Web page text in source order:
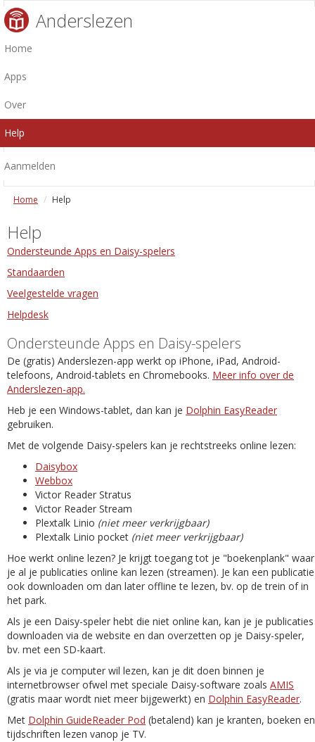
Anderslezen
Home
Apps
Over
Help
Aanmelden
Home Help
Help
Ondersteunde Apps en Daisy-spelers
Standaarden
Veelgestelde vragen
Helpdesk
Ondersteunde Apps en Daisy-spelers
De (gratis) Anderslezen-app werkt op iPhone, iPad, Android-
telefoons, Android-tablets en Chromebooks. Meer info over de
Anderslezen-app.
Heb je een Windows-tablet, dan kan je Dolphin EasyReader
gebruiken.
Met de volgende Daisy-spelers kan je rechtstreeks online lezen:
Daisybox
Webbox
Victor Reader Stratus
Victor Reader Stream
Plextalk Linio (niet meer verkrijgbaar)
Plextalk Linio pocket (niet meer verkrijgbaar)
Hoe werkt online lezen? Je krijgt toegang tot je "boekenplank" waar
je al je publicaties online kan lezen (streamen). Je kan een publicatie
ook downloaden om dan later offline te lezen, bv. op de trein of in
het park.
Als je een Daisy-speler hebt die niet online kan, kan je je publicaties
downloaden via de website en dan overzetten op je Daisy-speler,
bv. met een SD-kaart.
Als je via je computer wil lezen, kan je dit doen binnen je
internetbrowser ofwel met speciale Daisy-software zoals AMIS
(gratis maar wordt niet meer bijgewerkt) en Dolphin EasyReader.
Met Dolphin GuideReader Pod (betalend) kan je kranten, boeken en
tijdschriften lezen vanop je TV.